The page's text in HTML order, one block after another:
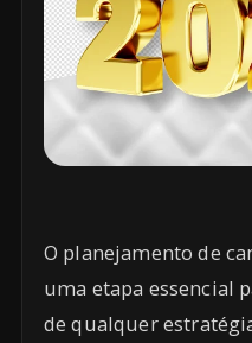
O planejamento de
uma etapa essencial
de qualquer